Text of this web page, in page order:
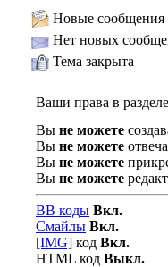
Новые сообщения
Нет новых
Тема закрыта
Ваши права в разделе
Вы не можете
Вы не можете
Вы не можете
Вы не можете
BB коды Вкл.
Смайлы Вкл.
[IMG] код Вкл.
HTML код Выкл.